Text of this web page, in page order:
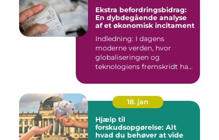
Ekstra befordringsbidrag:
En dybdegående analyse
af et økonomisk incitament
Indledning: I dagens
moderne verden, hvor
globaliseringen og
teknologiens fremskridt har
18. jan
Hjælp til
forskudsopgørelse: Alt
hvad du behøver at vide